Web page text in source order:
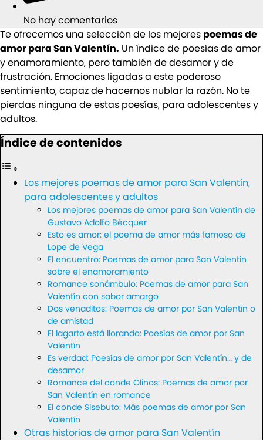
No hay comentarios
Te ofrecemos una selección de los mejores poemas de
amor para San Valentín. Un índice de poesías de amor
y enamoramiento, pero también de desamor y de
frustración. Emociones ligadas a este poderoso
sentimiento, capaz de hacernos nublar la razón. No te
pierdas ninguna de estas poesías, para adolescentes y
adultos.
Índice de contenidos
Los mejores poemas de amor para San Valentín,
para adolescentes y adultos
Los mejores poemas de amor para San Valentín de
Gustavo Adolfo Bécquer
Esto es amor: el poema de amor más famoso de
Lope de Vega
El encuentro: Poemas de amor para San Valentín
sobre el enamoramiento
Romance sonámbulo: Poemas de amor para San
Valentín con sabor amargo
Dos venaditos: Poemas de amor por San Valentín o
de amistad
El lagarto está llorando: Poesías de amor por San
Valentín
Es verdad: Poesías de amor por San Valentín… y de
desamor
Romance del conde Olinos: Poemas de amor por
San Valentín en romance
El conde Sisebuto: Más poemas de amor por San
Valentín
Otras historias de amor para San Valentín